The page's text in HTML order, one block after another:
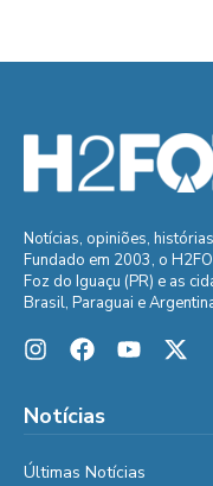
Notícias, opiniões,
Fundado em 2003, o
Foz do Iguaçu (PR) e as
Brasil, Paraguai e
Notícias
Últimas Notícias